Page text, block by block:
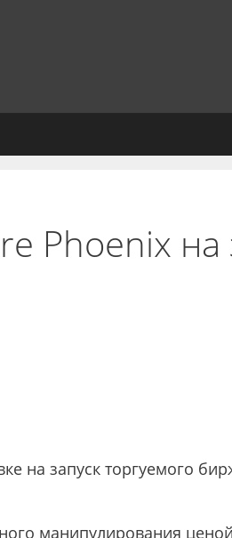
Phoenix на
запуск торгуемого
манипулирования